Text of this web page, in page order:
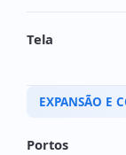
Tela
EXPANSÃO E
Portos